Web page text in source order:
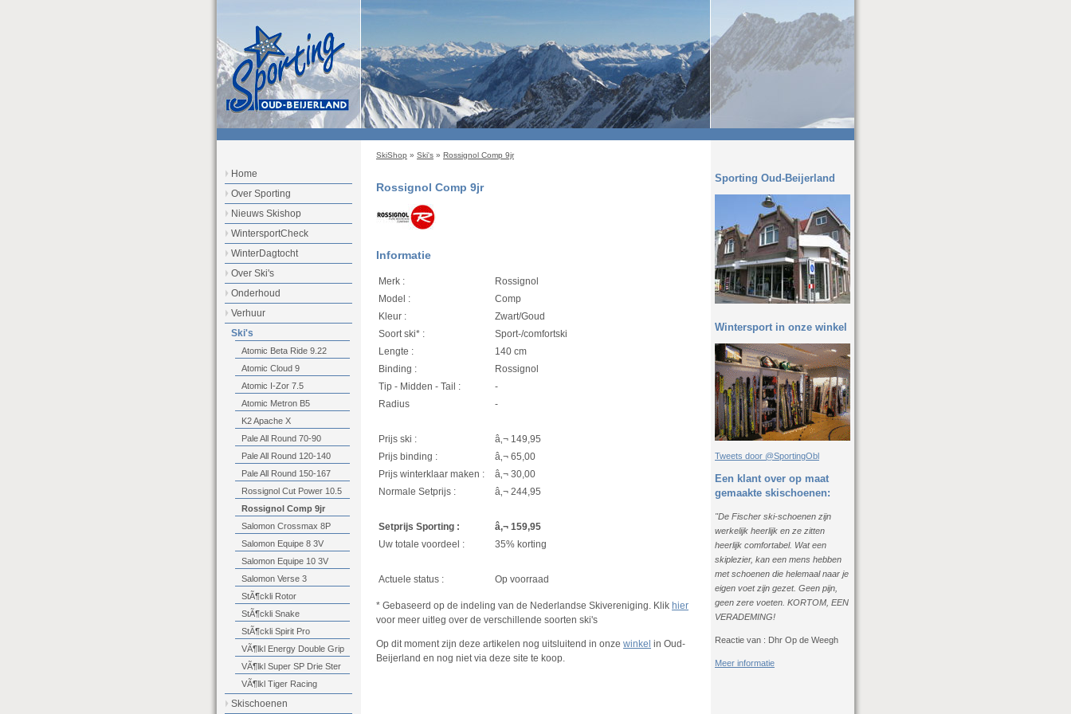
SkiShop » Ski's » Rossignol Comp 9jr
Rossignol Comp 9jr
Informatie
Merk :
Rossignol
Model :
Comp
Kleur :
Zwart/Goud
Soort ski* :
Sport-/comfortski
Lengte :
140 cm
Binding :
Rossignol
Tip - Midden - Tail :
-
Radius
-
Prijs ski :
â‚¬ 149,95
Prijs binding :
â‚¬ 65,00
Prijs winterklaar maken :
â‚¬ 30,00
Normale Setprijs :
â‚¬ 244,95
Setprijs Sporting :
â‚¬ 159,95
Uw totale voordeel :
35% korting
Actuele status : Op voorraad
* Gebaseerd op de indeling van de Nederlandse Skivereniging. Klik hier
voor meer uitleg over de verschillende soorten ski's
Op dit moment zijn deze artikelen nog uitsluitend in onze winkel in Oud-
Beijerland en nog niet via deze site te koop.
Home
Over Sporting
Nieuws Skishop
WintersportCheck
WinterDagtocht
Over Ski's
Onderhoud
Verhuur
Ski's
Atomic Beta Ride 9.22
Atomic Cloud 9
Atomic I-Zor 7.5
Atomic Metron B5
K2 Apache X
Pale All Round 70-90
Pale All Round 120-140
Pale All Round 150-167
Rossignol Cut Power 10.5
Rossignol Comp 9jr
Salomon Crossmax 8P
Salomon Equipe 8 3V
Salomon Equipe 10 3V
Salomon Verse 3
StÃ¶ckli Rotor
StÃ¶ckli Snake
StÃ¶ckli Spirit Pro
VÃ¶lkl Energy Double Grip
VÃ¶lkl Super SP Drie Ster
VÃ¶lkl Tiger Racing
Skischoenen
Sporting Oud-Beijerland
Wintersport in onze winkel
Tweets door @SportingObl
Een klant over op maat
gemaakte skischoenen:
"De Fischer ski-schoenen zijn
werkelijk heerlijk en ze zitten
heerlijk comfortabel. Wat een
skiplezier, kan een mens hebben
met schoenen die helemaal naar je
eigen voet zijn gezet. Geen pijn,
geen zere voeten. KORTOM, EEN
VERADEMING!
Reactie van : Dhr Op de Weegh
Meer informatie